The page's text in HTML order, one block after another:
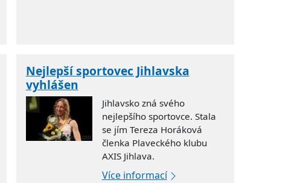
Nejlepší sportovec Jihlavska
vyhlášen
Jihlavsko zná svého
nejlepšího sportovce. Stala
se jím Tereza Horáková
členka Plaveckého klubu
AXIS Jihlava.
Více informací